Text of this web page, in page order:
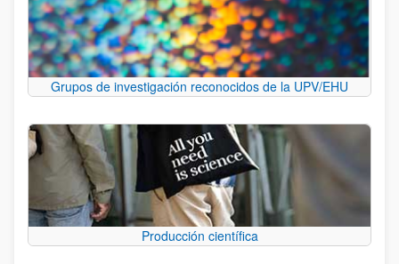
Grupos de investigación reconocidos de la UPV/EHU
Producción científica